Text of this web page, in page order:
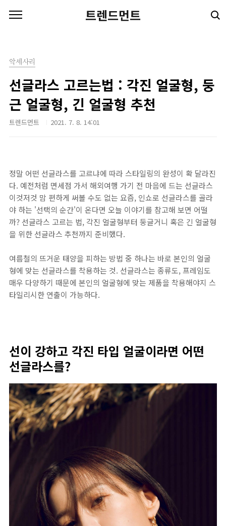
트렌드먼트
악세사리
선글라스 고르는법 : 각진 얼굴형, 둥
근 얼굴형, 긴 얼굴형 추천
트렌드먼트 2021. 7. 8. 14:01
정말 어떤 선글라스를 고르냐에 따라 스타일링의 완성이 확 달라진
다. 예전처럼 면세점 가서 해외여행 가기 전 마음에 드는 선글라스
이것저것 맘 편하게 써볼 수도 없는 요즘, 인쇼로 선글라스를 골라
야 하는 '선택의 순간'이 온다면 오늘 이야기를 참고해 보면 어떨
까? 선글라스 고르는 법, 각진 얼굴형부터 둥글거니 혹은 긴 얼굴형
을 위한 선글라스 추천까지 준비했다.
여름철의 뜨거운 태양을 피하는 방법 중 하나는 바로 본인의 얼굴
형에 맞는 선글라스를 착용하는 것. 선글라스는 종류도, 프레임도
매우 다양하기 때문에 본인의 얼굴형에 맞는 제품을 착용해야지 스
타일리시한 연출이 가능하다.
선이 강하고 각진 타입 얼굴이라면 어떤
선글라스를?